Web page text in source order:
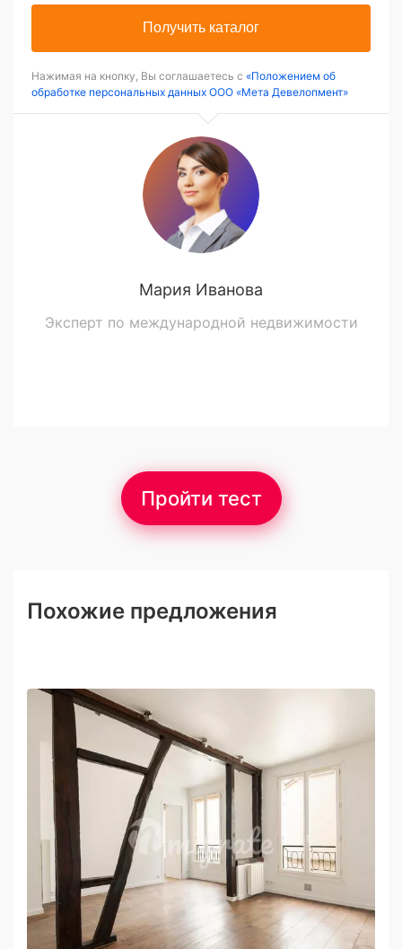
Получить каталог
Нажимая на кнопку, Вы соглашаетесь с «Положением об
обработке персональных данных ООО «Мета Девелопмент»
Мария Иванова
Эксперт по международной недвижимости
Пройти тест
Похожие предложения